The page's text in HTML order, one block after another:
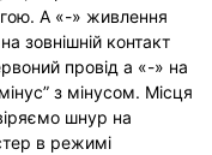
А «-» живлення
зовнішній контакт
провід а «-» на
з мінусом. Місця
шнур на
в режимі